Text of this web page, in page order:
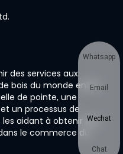
des services aux
bois du monde entier
de pointe, une
un processus de
aidant à obtenir des
le commerce du
Whatsapp
Email
Wechat
Chat